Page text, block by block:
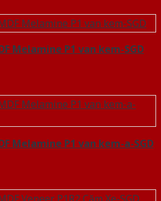
Melamine P1 van kem-SGD
Melamine P1 van kem-a-SGD